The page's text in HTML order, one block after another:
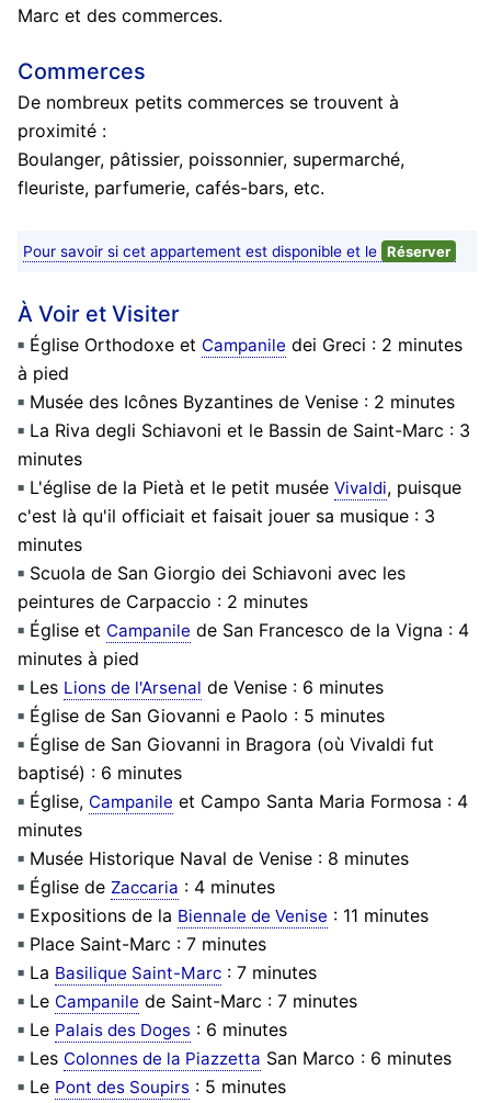
Marc et des commerces.
Commerces
De nombreux petits commerces se trouvent à
proximité :
Boulanger, pâtissier, poissonnier, supermarché,
fleuriste, parfumerie, cafés-bars, etc.
Pour savoir si cet appartement est disponible et le Réserver
À Voir et Visiter
Église Orthodoxe et Campanile dei Greci : 2 minutes
à pied
Musée des Icônes Byzantines de Venise : 2 minutes
La Riva degli Schiavoni et le Bassin de Saint-Marc : 3
minutes
L'église de la Pietà et le petit musée Vivaldi, puisque
c'est là qu'il officiait et faisait jouer sa musique : 3
minutes
Scuola de San Giorgio dei Schiavoni avec les
peintures de Carpaccio : 2 minutes
Église et Campanile de San Francesco de la Vigna : 4
minutes à pied
Les Lions de l'Arsenal de Venise : 6 minutes
Église de San Giovanni e Paolo : 5 minutes
Église de San Giovanni in Bragora (où Vivaldi fut
baptisé) : 6 minutes
Église, Campanile et Campo Santa Maria Formosa : 4
minutes
Musée Historique Naval de Venise : 8 minutes
Église de Zaccaria : 4 minutes
Expositions de la Biennale de Venise : 11 minutes
Place Saint-Marc : 7 minutes
La Basilique Saint-Marc: 7 minutes
Le Campanile de Saint-Marc : 7 minutes
Le Palais des Doges: 6 minutes
Les Colonnes de la Piazzetta San Marco : 6 minutes
Le Pont des Soupirs: 5 minutes